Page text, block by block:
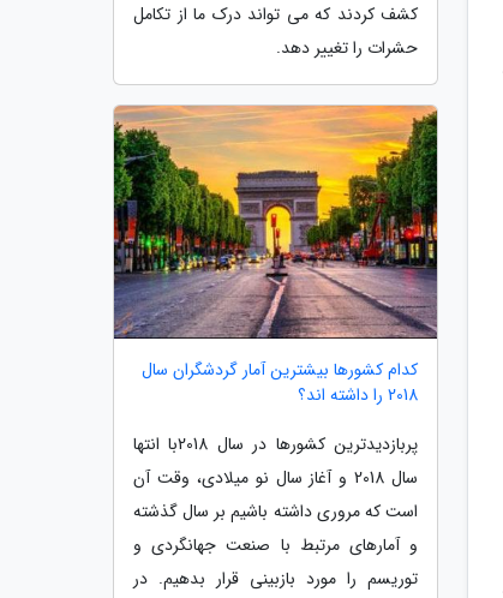
کشف کردند که می تواند درک ما از تکامل
حشرات را تغییر دهد.
کدام کشورها بیشترین آمار گردشگران سال
2018 را داشته اند؟
پربازدیدترین کشورها در سال 2018با انتها
سال 2018 و آغاز سال نو میلادی، وقت آن
است که مروری داشته باشیم بر سال گذشته
و آمارهای مرتبط با صنعت جهانگردی و
توریسم را مورد بازبینی قرار بدهیم. در